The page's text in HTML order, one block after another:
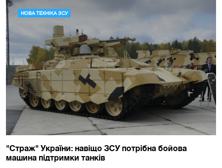
НОВА ТЕХНІКА ЗСУ
"Страж" України: навіщо ЗСУ потрібна бойова
машина підтримки танків